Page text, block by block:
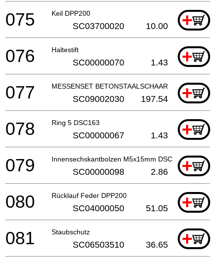
Keil DPP200 +
075 SC03700020 10.00
Haltestift +
076 SC00000070 1.43
MESSENSET BETONSTAALSCHAAR +
077 SC09002030 197.54
Ring 5 DSC163 +
078 SC00000067 1.43
Innensechskantbolzen M5x15mm DSC163+
079 SC00000098 2.86
Rücklauf Feder DPP200 +
080 SC04000050 51.05
Staubschutz +
081 SC06503510 36.65